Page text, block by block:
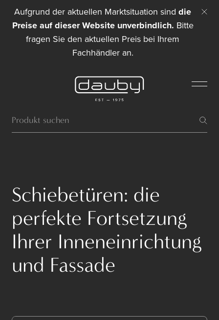
Aufgrund der aktuellen Marktsituation sind die
Preise auf dieser Website unverbindlich. Bitte
fragen Sie den aktuellen Preis bei Ihrem
Fachhändler an.
Schiebetüren: die
perfekte Fortsetzung
Ihrer Inneneinrichtung
und Fassade